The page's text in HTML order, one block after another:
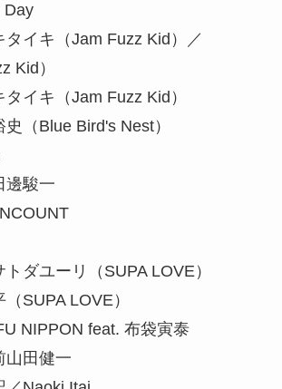
Day
イキ（Jam Fuzz Kid）／
Kid）
イキ（Jam Fuzz Kid）
（Blue Bird's Nest）
邊駿一
ダユーリ（SUPA LOVE）
SUPA LOVE）
NIPPON feat. 布袋寅泰
山田健一